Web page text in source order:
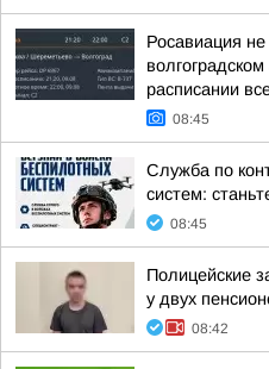
Росавиация
расписании
08:45
Служба по
систем:
08:45
Полицейские
у двух
08:42